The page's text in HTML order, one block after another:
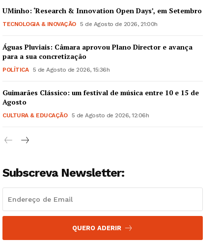
Institucional
Artigos
Edição Digital
UMinho: ‘Research & Innovation Open Days’, em Setembro
TECNOLOGIA & INOVAÇÃO 5 de Agosto de 2026, 21:00h
Águas Pluviais: Câmara aprovou Plano Director e avança
para a sua concretização
POLÍTICA 5 de Agosto de 2026, 15:36h
Guimarães Clássico: um festival de música entre 10 e 15 de
Agosto
CULTURA & EDUCAÇÃO 5 de Agosto de 2026, 12:06h
Subscreva Newsletter:
QUERO ADERIR